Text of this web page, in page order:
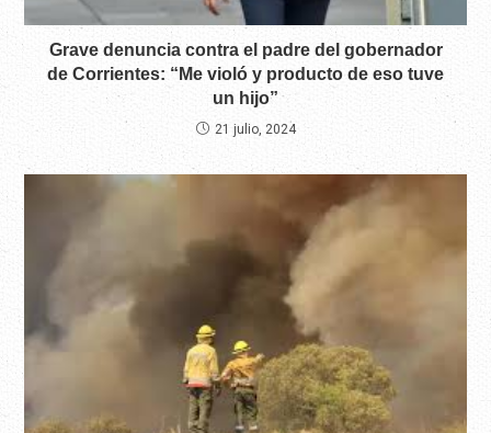
Grave denuncia contra el padre del gobernador
de Corrientes: “Me violó y producto de eso tuve
un hijo”
21 julio, 2024